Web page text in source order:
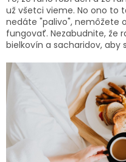
už všetci vieme. No ono to
nedáte "palivo", nemôžete
fungovať. Nezabudnite, že
bielkovín a sacharidov, aby